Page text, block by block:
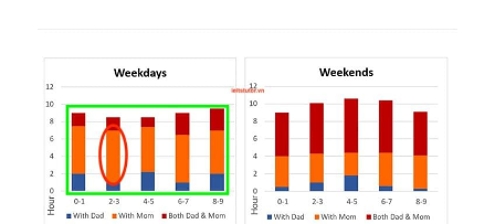
Process
Task 1